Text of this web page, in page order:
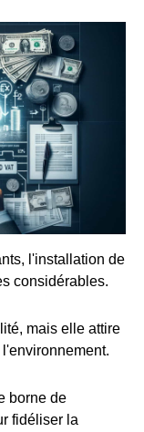
l'installation de
considérables.
mais elle attire
borne de
fidéliser la